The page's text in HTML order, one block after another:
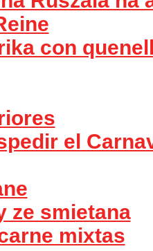
con
el
ze smietana
mixtas